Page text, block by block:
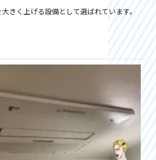
きく上げる設備として選ばれています。